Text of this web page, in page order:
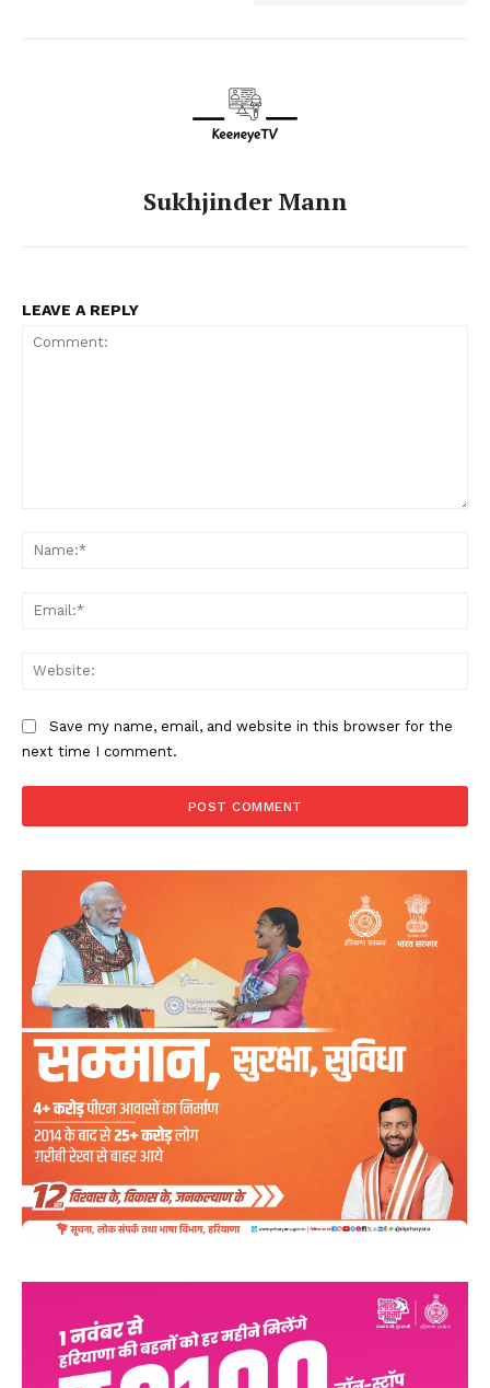
Sukhjinder Mann
LEAVE A REPLY
Save my name, email, and website in this browser for the
next time I comment.